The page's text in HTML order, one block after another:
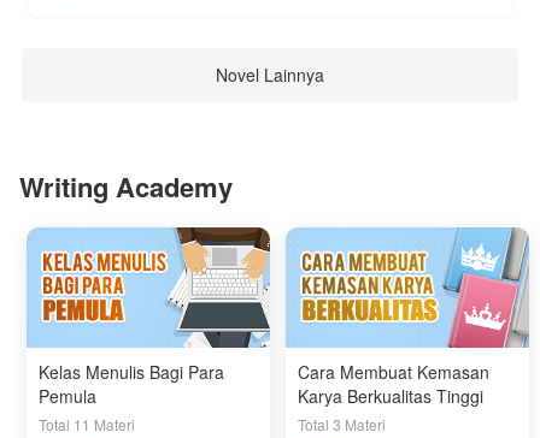
Novel Lainnya
Writing Academy
Kelas Menulis Bagi Para
Pemula
Total 11 Materi
Cara Membuat Kemasan
Karya Berkualitas Tinggi
Total 3 Materi